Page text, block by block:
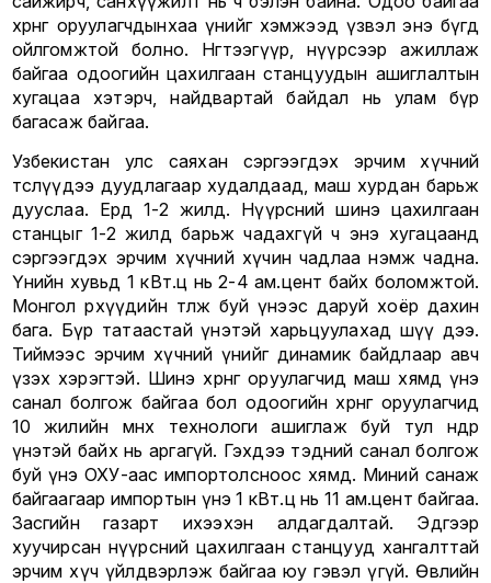
хөрөнгө оруулагчдынхаа үнийг хэмжээд үзвэл энэ бүгд
ойлгомжтой болно. Нөгөөтээгүүр, нүүрсээр ажиллаж
байгаа одоогийн цахилгаан станцуудын ашиглалтын
хугацаа хэтэрч, найдвартай байдал нь улам бүр
багасаж байгаа.
Узбекистан улс саяхан сэргээгдэх эрчим хүчний
төслүүдээ дуудлагаар худалдаад, маш хурдан барьж
дууслаа. Ердөө 1-2 жилд. Нүүрсний шинэ цахилгаан
станцыг 1-2 жилд барьж чадахгүй ч энэ хугацаанд
сэргээгдэх эрчим хүчний хүчин чадлаа нэмж чадна.
Үнийн хувьд 1 кВт.ц нь 2-4 ам.цент байх боломжтой.
Монгол өрхүүдийн төлж буй үнээс даруй хоёр дахин
бага. Бүр татаастай үнэтэй харьцуулахад шүү дээ.
Тиймээс эрчим хүчний үнийг динамик байдлаар авч
үзэх хэрэгтэй. Шинэ хөрөнгө оруулагчид маш хямд үнэ
санал болгож байгаа бол одоогийн хөрөнгө оруулагчид
10 жилийн өмнөх технологи ашиглаж буй тул өндөр
үнэтэй байх нь аргагүй. Гэхдээ тэдний санал болгож
буй үнэ ОХУ-аас импортолсноос хямд. Миний санаж
байгаагаар импортын үнэ 1 кВт.ц нь 11 ам.цент байгаа.
Засгийн газарт ихээхэн алдагдалтай. Эдгээр
хуучирсан нүүрсний цахилгаан станцууд хангалттай
эрчим хүч үйлдвэрлэж байгаа юу гэвэл үгүй. Өвлийн